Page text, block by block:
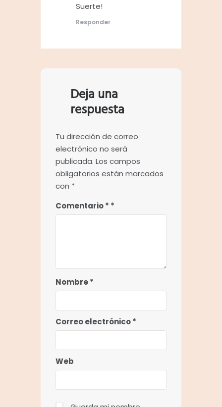
Suerte!
Responder
Deja una
respuesta
Tu dirección de correo
electrónico no será
publicada. Los campos
obligatorios están marcados
con *
Comentario*
Nombre*
Correo electrónico*
Web